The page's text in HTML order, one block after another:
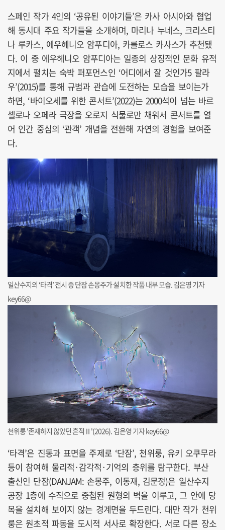
스페인 작가 4인의 ‘공유된 이야기들’은 카사 아시아와 협업
해 동시대 주요 작가들을 소개하며, 마리나 누네스, 크리스티
나 루카스, 에우헤니오 암푸디아, 카를로스 카사스가 추천됐
다. 이 중 에우헤니오 암푸디아는 일종의 상징적인 문화 유적
지에서 펼치는 숙박 퍼포먼스인 ‘어디에서 잘 것인가5 팔라
우’(2015)를 통해 규범과 관습에 도전하는 모습을 보이는가
하면, ‘바이오세를 위한 콘서트’(2022)는 2000석이 넘는 바르
셀로나 오페라 극장을 오로지 식물로만 채워서 콘서트를 열
어 인간 중심의 ‘관객’ 개념을 전환해 자연의 경험을 보여준
다.
일산수지의 ‘타격’ 전시 중 단잠 손몽주가 설치한 작품 내부 모습. 김은영 기자
key66@
천위룽 '존재하지 않았던 흔적Ⅱ'(2026). 김은영 기자 key66@
‘타격’은 진동과 표면을 주제로 ‘단잠’, 천위룽, 유키 오쿠무라
등이 참여해 물리적·감각적·기억의 층위를 탐구한다. 부산
출신인 단잠(DANJAM: 손몽주, 이동재, 김문정)은 일산수지
공장 1층에 수직으로 중첩된 원형의 벽을 이루고, 그 안에 당
목을 설치해 보이지 않는 경계면을 두드린다. 대만 작가 천위
룽은 원초적 파동을 도시적 서사로 확장한다. 서로 다른 장소